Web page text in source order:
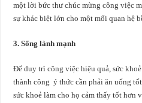
một lời bức thư chúc mừng công việc
sự khác biệt lớn cho một mối quan hệ
3. Sống lành mạnh
Để duy trì công việc hiệu quả, sức
thành công ý thức cần phải ăn uống
sức khoẻ làm cho họ cảm thấy tốt hơn